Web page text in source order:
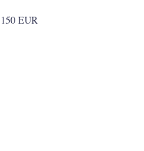
150 EUR